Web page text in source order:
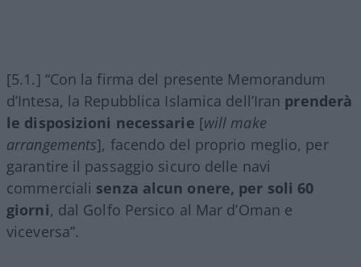
[5.1.] “Con la firma del presente Memorandum
d’Intesa, la Repubblica Islamica dell’Iran prenderà
le disposizioni necessarie [will make
arrangements], facendo del proprio meglio, per
garantire il passaggio sicuro delle navi
commerciali senza alcun onere, per soli 60
giorni, dal Golfo Persico al Mar d’Oman e
viceversa”.